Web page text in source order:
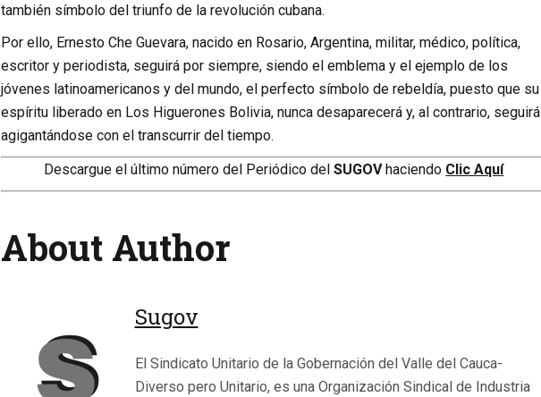
también símbolo del triunfo de la revolución cubana.
Por ello, Ernesto Che Guevara, nacido en Rosario, Argentina, militar, médico, política,
escritor y periodista, seguirá por siempre, siendo el emblema y el ejemplo de los
jóvenes latinoamericanos y del mundo, el perfecto símbolo de rebeldía, puesto que su
espíritu liberado en Los Higuerones Bolivia, nunca desaparecerá y, al contrario, seguirá
agigantándose con el transcurrir del tiempo.
Descargue el último número del Periódico delSUGOVhaciendo Clic Aquí
About Author
Sugov
El Sindicato Unitario de la Gobernación del Valle del Cauca-
Diverso pero Unitario, es una Organización Sindical de Industria